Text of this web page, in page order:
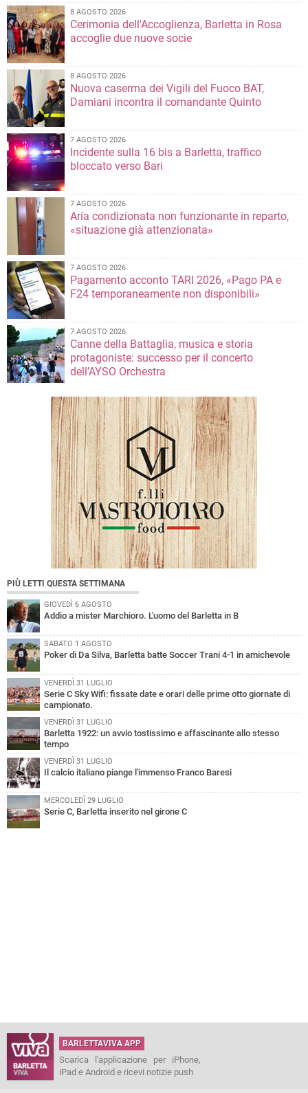
8 AGOSTO 2026
Cerimonia dell'Accoglienza, Barletta in Rosa
accoglie due nuove socie
8 AGOSTO 2026
Nuova caserma dei Vigili del Fuoco BAT,
Damiani incontra il comandante Quinto
7 AGOSTO 2026
Incidente sulla 16 bis a Barletta, traffico
bloccato verso Bari
7 AGOSTO 2026
Aria condizionata non funzionante in reparto,
«situazione già attenzionata»
7 AGOSTO 2026
Pagamento acconto TARI 2026, «Pago PA e
F24 temporaneamente non disponibili»
7 AGOSTO 2026
Canne della Battaglia, musica e storia
protagoniste: successo per il concerto
dell’AYSO Orchestra
PIÙ LETTI QUESTA SETTIMANA
GIOVEDÌ 6 AGOSTO
Addio a mister Marchioro. L'uomo del Barletta in B
SABATO 1 AGOSTO
Poker di Da Silva, Barletta batte Soccer Trani 4-1 in amichevole
VENERDÌ 31 LUGLIO
Serie C Sky Wifi: fissate date e orari delle prime otto giornate di
campionato.
VENERDÌ 31 LUGLIO
Barletta 1922: un avvio tostissimo e affascinante allo stesso
tempo
VENERDÌ 31 LUGLIO
Il calcio italiano piange l'immenso Franco Baresi
MERCOLEDÌ 29 LUGLIO
Serie C, Barletta inserito nel girone C
BARLETTAVIVA APP
Scarica l'applicazione per iPhone,
iPad e Android e ricevi notizie push